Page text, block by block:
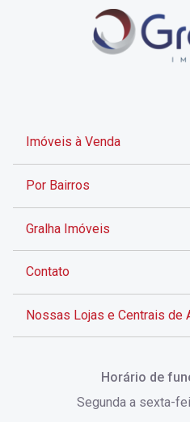
Imóveis à Venda
Por Bairros
Gralha Imóveis
Contato
Nossas Lojas e Centrais de
Horário de
Segunda a sexta-